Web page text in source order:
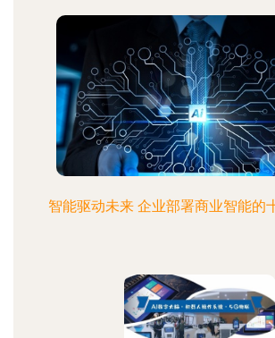
智能驱动未来 企业部署商业智能的